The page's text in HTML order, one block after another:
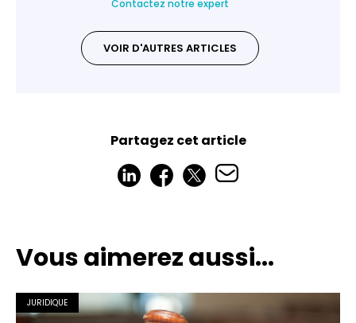
Contactez notre expert
VOIR D'AUTRES ARTICLES
Partagez cet article
Vous aimerez aussi...
JURIDIQUE